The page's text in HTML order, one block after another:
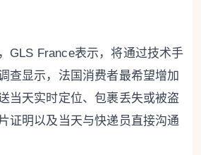
GLS France表示，将通过技术手
查显示，法国消费者最希望增加
当天实时定位、包裹丢失或被盗
证明以及当天与快递员直接沟通